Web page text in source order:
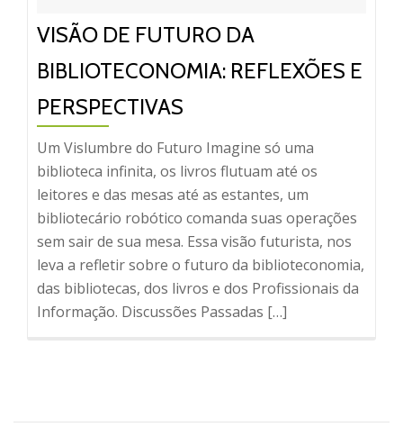
VISÃO DE FUTURO DA
BIBLIOTECONOMIA: REFLEXÕES E
PERSPECTIVAS
Um Vislumbre do Futuro Imagine só uma
biblioteca infinita, os livros flutuam até os
leitores e das mesas até as estantes, um
bibliotecário robótico comanda suas operações
sem sair de sua mesa. Essa visão futurista, nos
leva a refletir sobre o futuro da biblioteconomia,
das bibliotecas, dos livros e dos Profissionais da
Informação. Discussões Passadas […]